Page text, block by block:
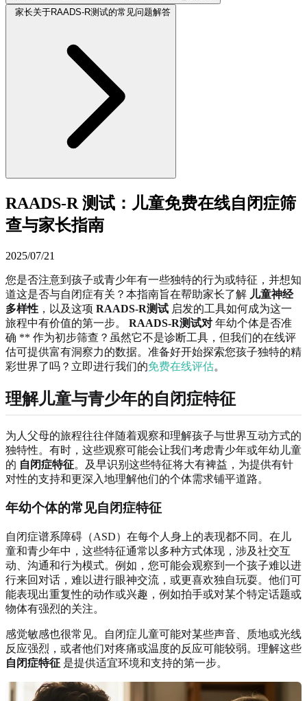
家长关于RAADS-R测试的常见问题解答
RAADS-R 测试：儿童免费在线自闭症筛
查与家长指南
2025/07/21
您是否注意到孩子或青少年有一些独特的行为或特征，并想知
道这是否与自闭症有关？本指南旨在帮助家长了解 儿童神经
多样性 ，以及这项 RAADS-R测试 启发的工具如何成为这一
旅程中有价值的第一步。 RAADS-R测试对 年幼个体是否准
确 ** 作为初步筛查？虽然它不是诊断工具，但我们的在线评
估可提供富有洞察力的数据。准备好开始探索您孩子独特的精
彩世界了吗？立即进行我们的免费在线评估。
理解儿童与青少年的自闭症特征
为人父母的旅程往往伴随着观察和理解孩子与世界互动方式的
独特性。有时，这些观察可能会让我们考虑青少年或年幼儿童
的 自闭症特征。及早识别这些特征将大有裨益，为提供有针
对性的支持和更深入地理解他们的个体需求铺平道路。
年幼个体的常见自闭症特征
自闭症谱系障碍（ASD）在每个人身上的表现都不同。在儿
童和青少年中，这些特征通常以多种方式体现，涉及社交互
动、沟通和行为模式。例如，您可能会观察到一个孩子难以进
行来回对话，难以进行眼神交流，或更喜欢独自玩耍。他们可
能表现出重复性的动作或兴趣，例如拍手或对某个特定话题或
物体有强烈的关注。
感觉敏感也很常见。自闭症儿童可能对某些声音、质地或光线
反应强烈，或者他们对疼痛或温度的反应可能较弱。理解这些
自闭症特征 是提供适宜环境和支持的第一步。